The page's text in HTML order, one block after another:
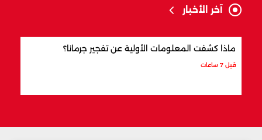
آخر الأخبار
ماذا كشفت المعلومات الأولية عن تفجير جرمانا؟
قبل 7 ساعات